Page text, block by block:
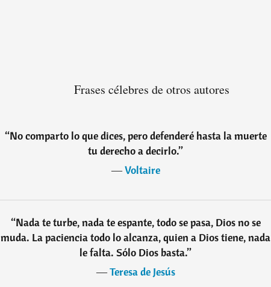
Frases célebres de otros autores
“No comparto lo que dices, pero defenderé hasta la muerte
tu derecho a decirlo.”
―Voltaire
“Nada te turbe, nada te espante, todo se pasa, Dios no se
muda. La paciencia todo lo alcanza, quien a Dios tiene, nada
le falta. Sólo Dios basta.”
―Teresa de Jesús